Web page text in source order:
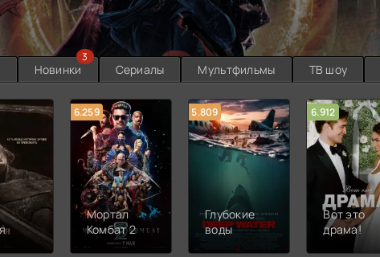
Новинки
3
Сериалы Мультфильмы ТВ шоу
6.259
Мортал
Комбат 2
5.809
Глубокие
воды
6.912
Вот это
драма!